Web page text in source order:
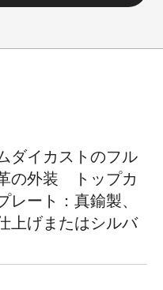
ダイカストのフル
の外装 トップカ
ート：真鍮製、
上げまたはシルバ